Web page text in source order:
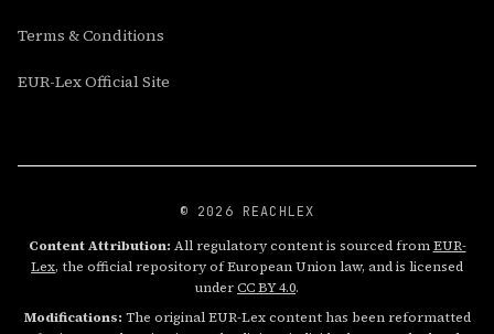
Terms & Conditions
EUR-Lex Official Site
© 2026 REACHLEX
Content Attribution: All regulatory content is sourced fromEUR-
Lex, the official repository of European Union law, and is licensed
underCC BY 4.0.
Modifications: The original EUR-Lex content has been reformatted